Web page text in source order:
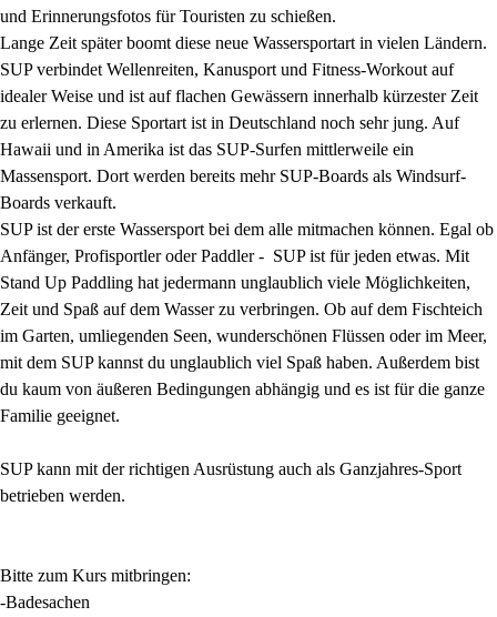
und Erinnerungsfotos für Touristen zu schießen.
Lange Zeit später boomt diese neue Wassersportart in vielen Ländern.
SUP verbindet Wellenreiten, Kanusport und Fitness-Workout auf
idealer Weise und ist auf flachen Gewässern innerhalb kürzester Zeit
zu erlernen. Diese Sportart ist in Deutschland noch sehr jung. Auf
Hawaii und in Amerika ist das SUP-Surfen mittlerweile ein
Massensport. Dort werden bereits mehr SUP-Boards als Windsurf-
Boards verkauft.
SUP ist der erste Wassersport bei dem alle mitmachen können. Egal ob
Anfänger, Profisportler oder Paddler - SUP ist für jeden etwas. Mit
Stand Up Paddling hat jedermann unglaublich viele Möglichkeiten,
Zeit und Spaß auf dem Wasser zu verbringen. Ob auf dem Fischteich
im Garten, umliegenden Seen, wunderschönen Flüssen oder im Meer,
mit dem SUP kannst du unglaublich viel Spaß haben. Außerdem bist
du kaum von äußeren Bedingungen abhängig und es ist für die ganze
Familie geeignet.
SUP kann mit der richtigen Ausrüstung auch als Ganzjahres-Sport
betrieben werden.
Bitte zum Kurs mitbringen:
-Badesachen